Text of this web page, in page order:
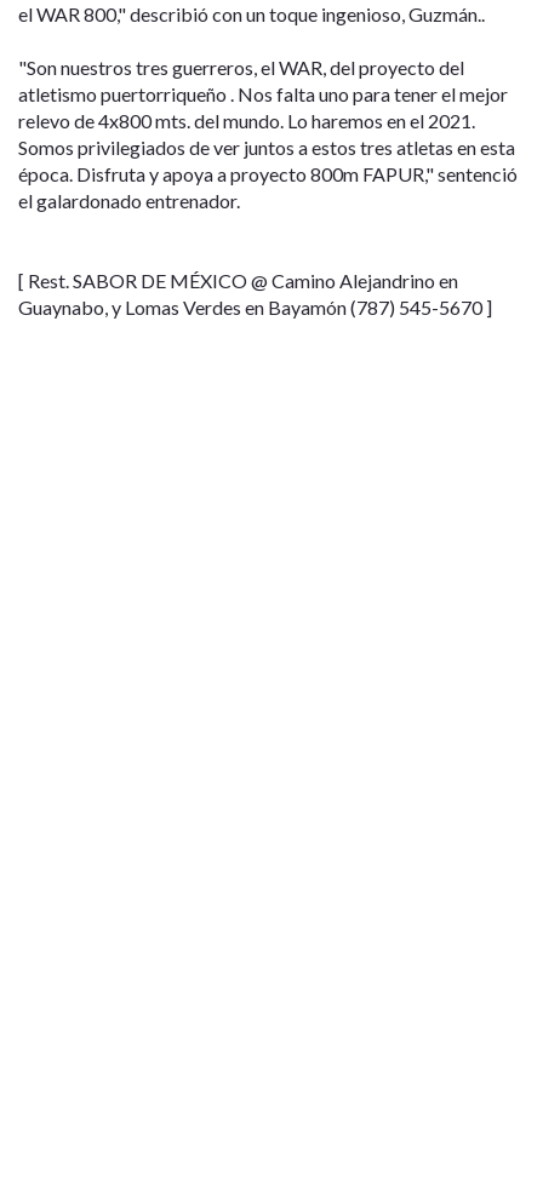
el WAR 800," describió con un toque ingenioso, Guzmán..
"Son nuestros tres guerreros, el WAR, del proyecto del
atletismo puertorriqueño . Nos falta uno para tener el mejor
relevo de 4x800 mts. del mundo. Lo haremos en el 2021.
Somos privilegiados de ver juntos a estos tres atletas en esta
época. Disfruta y apoya a proyecto 800m FAPUR," sentenció
el galardonado entrenador.
[ Rest. SABOR DE MÉXICO @ Camino Alejandrino en
Guaynabo, y Lomas Verdes en Bayamón (787) 545-5670 ]